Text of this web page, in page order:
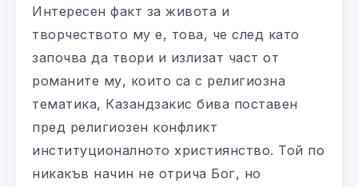
Интересен факт за живота и
творчеството му е, това, че след като
започва да твори и излизат част от
романите му, които са с религиозна
тематика, Казандзакис бива поставен
пред религиозен конфликт
институционалното християнство. Той по
никакъв начин не отрича Бог, но